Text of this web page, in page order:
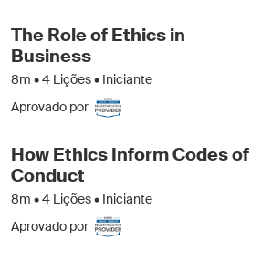
The Role of Ethics in
Business
8m •4 Lições • Iniciante
Aprovado por
How Ethics Inform Codes of
Conduct
8m •4 Lições • Iniciante
Aprovado por